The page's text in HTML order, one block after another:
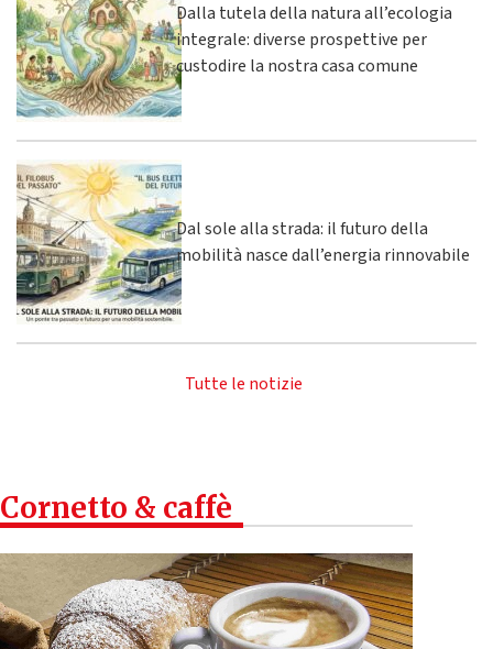
Dalla tutela della natura all’ecologia
integrale: diverse prospettive per
custodire la nostra casa comune
Dal sole alla strada: il futuro della
mobilità nasce dall’energia rinnovabile
Tutte le notizie
Cornetto & caffè